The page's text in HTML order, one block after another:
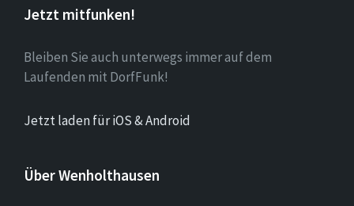
Jetzt mitfunken!
Bleiben Sie auch unterwegs immer auf dem
Laufenden mit DorfFunk!
Jetzt laden für iOS & Android
Über Wenholthausen